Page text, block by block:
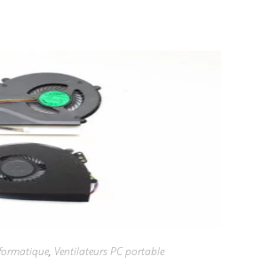
, Ventilateurs PC portable